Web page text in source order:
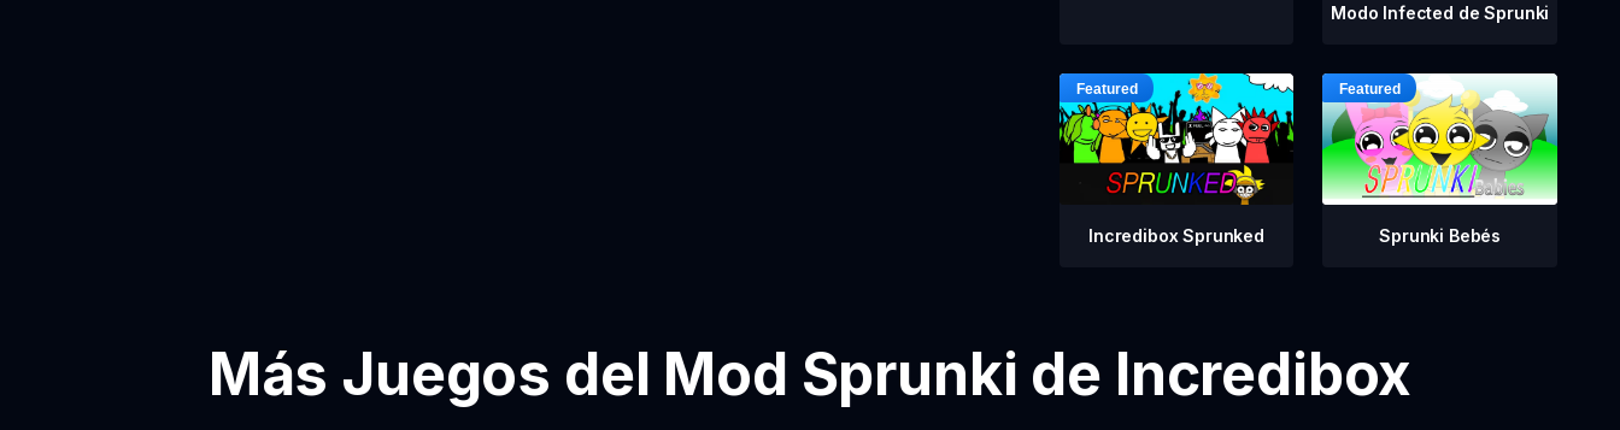
Modo Infected de Sprunki
Incredibox Sprunked Sprunki Bebés
Más Juegos del Mod Sprunki de Incredibox